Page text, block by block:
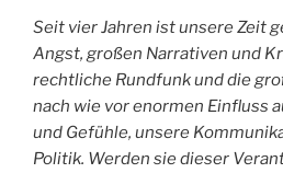
Seit vier Jahren ist unsere Zeit
Angst, großen Narrativen und
rechtliche Rundfunk und die
nach wie vor enormen Einfluss
und Gefühle, unsere
Politik. Werden sie dieser